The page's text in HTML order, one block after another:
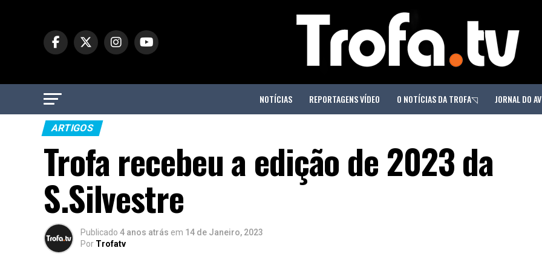
NOTÍCIAS REPORTAGENS VÍDEO O NOTÍCIAS DA TROFA◹ JORNAL DO
ARTIGOS
Trofa recebeu a edição de 2023 da
S.Silvestre
Publicado 4 anos atrás em 14 de Janeiro, 2023
Por Trofatv